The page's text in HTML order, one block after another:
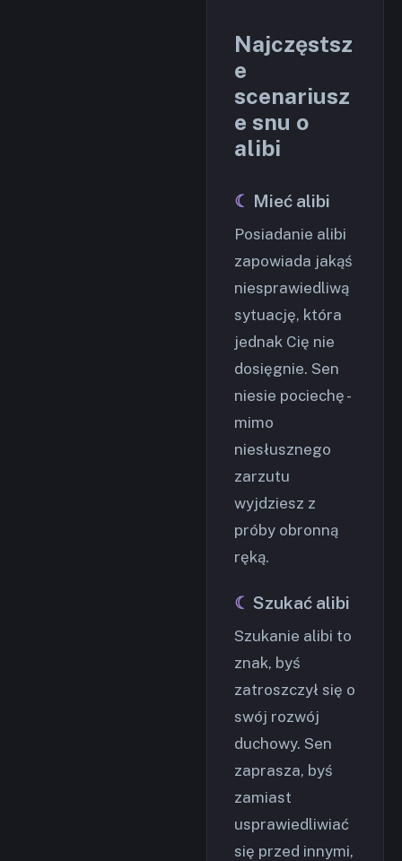
Najczęstsz
e
scenariusz
e snu o
alibi
Mieć alibi
Posiadanie alibi
zapowiada jakąś
niesprawiedliwą
sytuację, która
jednak Cię nie
dosięgnie. Sen
niesie pociechę -
mimo
niesłusznego
zarzutu
wyjdziesz z
próby obronną
ręką.
Szukać alibi
Szukanie alibi to
znak, byś
zatroszczył się o
swój rozwój
duchowy. Sen
zaprasza, byś
zamiast
usprawiedliwiać
się przed innymi,